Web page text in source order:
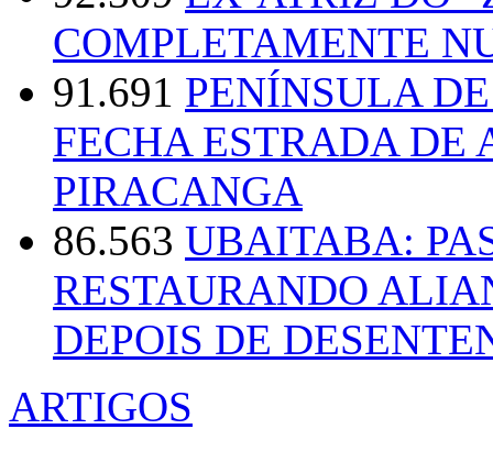
COMPLETAMENTE
91.691 PENÍNSULA
FECHA ESTRADA DE
PIRACANGA
86.563 UBAITABA:
RESTAURANDO
DEPOIS DE
ARTIGOS